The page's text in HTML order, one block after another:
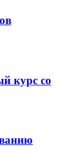
курс со